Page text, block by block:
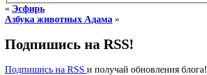
« Эсфирь
Азбука животных Адама »
Подпишись на RSS!
Подпишись на RSS и получай обновления блога!